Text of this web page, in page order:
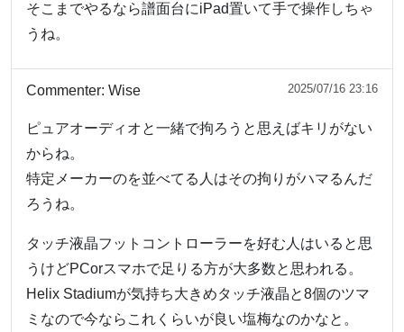
そこまでやるなら譜面台にiPad置いて手で操作しちゃ
うね。
Commenter: Wise 2025/07/16 23:16
ピュアオーディオと一緒で拘ろうと思えばキリがない
からね。
特定メーカーのを並べてる人はその拘りがハマるんだ
ろうね。
タッチ液晶フットコントローラーを好む人はいると思
うけどPCorスマホで足りる方が大多数と思われる。
Helix Stadiumが気持ち大きめタッチ液晶と8個のツマ
ミなので今ならこれくらいが良い塩梅なのかなと。